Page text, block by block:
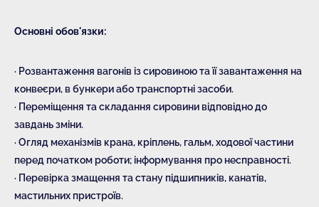
Основні обов'язки:
· Розвантаження вагонів із сировиною та її завантаження на
конвеєри, в бункери або транспортні засоби.
· Переміщення та складання сировини відповідно до
завдань зміни.
· Огляд механізмів крана, кріплень, гальм, ходової частини
перед початком роботи; інформування про несправності.
· Перевірка змащення та стану підшипників, канатів,
мастильних пристроїв.